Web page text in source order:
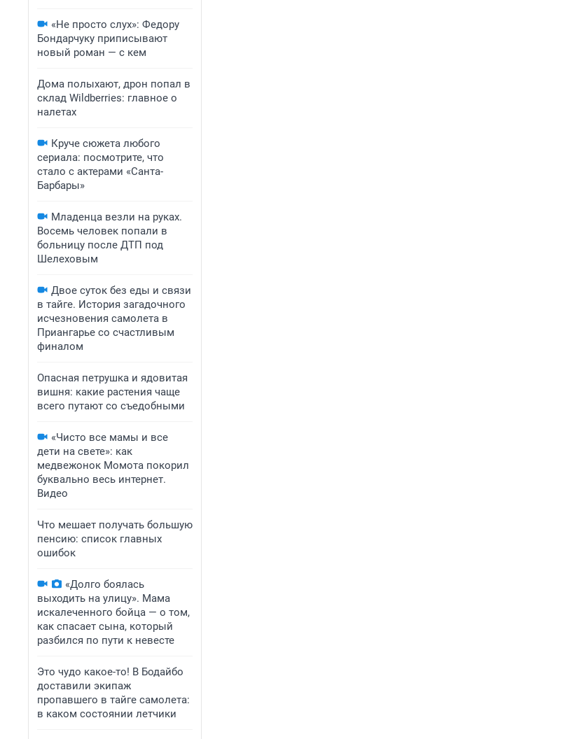
«Не просто слух»: Федору
Бондарчуку приписывают
новый роман — с кем
Дома полыхают, дрон попал в
склад Wildberries: главное о
налетах
Круче сюжета любого
сериала: посмотрите, что
стало с актерами «Санта-
Барбары»
Младенца везли на руках.
Восемь человек попали в
больницу после ДТП под
Шелеховым
Двое суток без еды и связи
в тайге. История загадочного
исчезновения самолета в
Приангарье со счастливым
финалом
Опасная петрушка и ядовитая
вишня: какие растения чаще
всего путают со съедобными
«Чисто все мамы и все
дети на свете»: как
медвежонок Момота покорил
буквально весь интернет.
Видео
Что мешает получать большую
пенсию: список главных
ошибок
«Долго боялась
выходить на улицу». Мама
искалеченного бойца — о том,
как спасает сына, который
разбился по пути к невесте
Это чудо какое-то! В Бодайбо
доставили экипаж
пропавшего в тайге самолета:
в каком состоянии летчики